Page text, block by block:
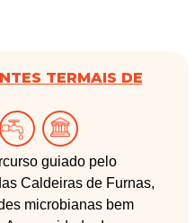
TERMAIS DE
guiado pelo
Caldeiras de Furnas,
microbianas bem